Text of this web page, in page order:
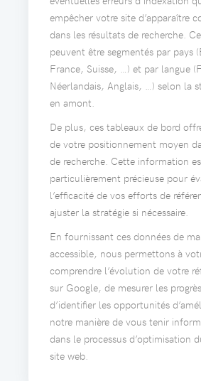
empêcher votre site d’apparaître
dans les résultats de recherche.
peuvent être segmentés par pays
France, Suisse, …) et par langue
Néerlandais, Anglais, …) selon la
en amont.
De plus, ces tableaux de bord
de votre positionnement moyen
de recherche. Cette information
particulièrement précieuse pour
l’efficacité de vos efforts de
ajuster la stratégie si nécessaire.
En fournissant ces données de
accessible, nous permettons à
comprendre l’évolution de votre
sur Google, de mesurer les
d’identifier les opportunités
notre manière de vous tenir
dans le processus d’optimisation
site web.